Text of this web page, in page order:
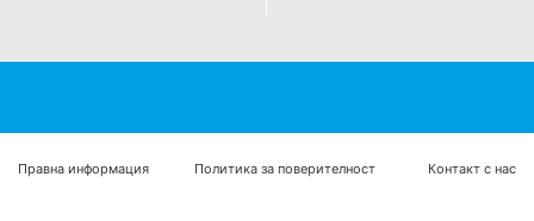
Правна информация Политика за поверителност Контакт с нас